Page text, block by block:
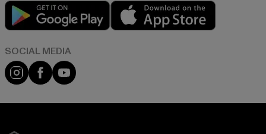
Play market
Instagram
FacebookYouTube